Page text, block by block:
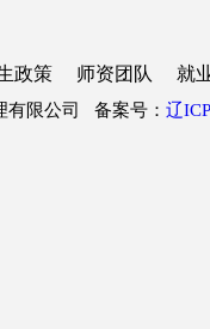
政策 师资团队 就
有限公司 备案号： 辽